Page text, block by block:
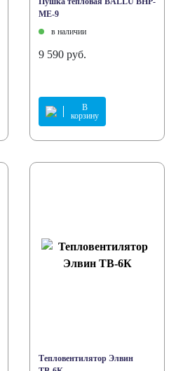
ME-9
в наличии
9 590 руб.
В
корзину
Тепловентилятор Элвин